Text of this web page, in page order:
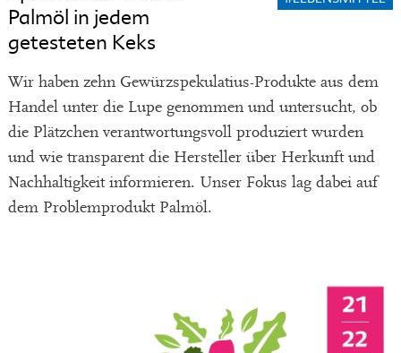
Palmöl in jedem
getesteten Keks
Wir haben zehn Gewürzspekulatius-Produkte aus dem
Handel unter die Lupe genommen und untersucht, ob
die Plätzchen verantwortungsvoll produziert wurden
und wie transparent die Hersteller über Herkunft und
Nachhaltigkeit informieren. Unser Fokus lag dabei auf
dem Problemprodukt Palmöl.